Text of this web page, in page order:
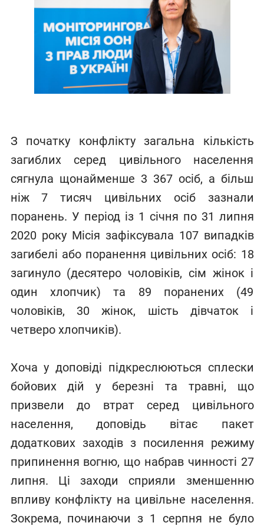
З початку конфлікту загальна кількість
загиблих серед цивільного населення
сягнула щонайменше 3 367 осіб, а більш
ніж 7 тисяч цивільних осіб зазнали
поранень. У період із 1 січня по 31 липня
2020 року Місія зафіксувала 107 випадків
загибелі або поранення цивільних осіб: 18
загинуло (десятеро чоловіків, сім жінок і
один хлопчик) та 89 поранених (49
чоловіків, 30 жінок, шість дівчаток і
четверо хлопчиків).
Хоча у доповіді підкреслюються сплески
бойових дій у березні та травні, що
призвели до втрат серед цивільного
населення, доповідь вітає пакет
додаткових заходів з посилення режиму
припинення вогню, що набрав чинності 27
липня. Ці заходи сприяли зменшенню
впливу конфлікту на цивільне населення.
Зокрема, починаючи з 1 серпня не було